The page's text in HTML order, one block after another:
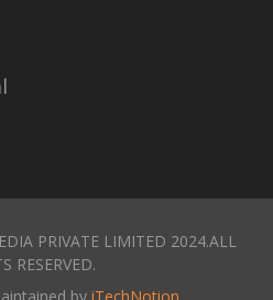
PRIVATE LIMITED 2024.ALL
RESERVED.